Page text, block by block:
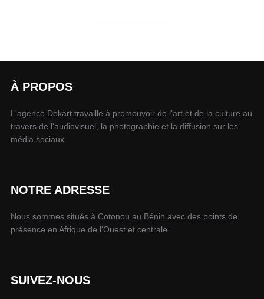
À PROPOS
L'agence Dekart travaille à promouvoir de l'art et de la culture au
travers de l'audiovisuel, la photographie et la diffusion sur les
média sociaux.
NOTRE ADRESSE
Nous sommes situés à Cotonou au Bénin avec des points de
présence en Afrique de l'Ouest et centrale.
SUIVEZ-NOUS